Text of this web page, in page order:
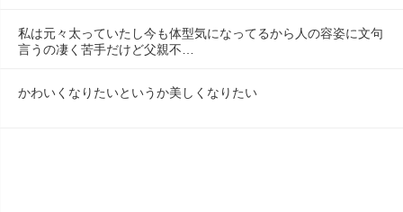
私は元々太っていたし今も体型気になってるから人の容姿に文句
言うの凄く苦手だけど父親不…
かわいくなりたいというか美しくなりたい